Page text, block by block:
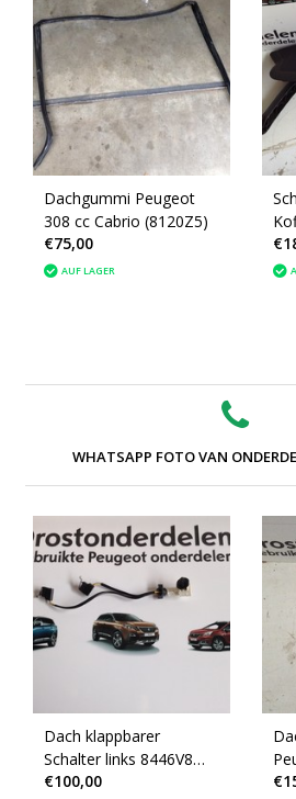
Dachgummi Peugeot
308 cc Cabrio (8120Z5)
€75,00
AUF LAGER
WHATSAPP FOTO VAN
Dach klappbarer
Schalter links 8446V8
Peugeot 308 ccm Cabrio
€100,00